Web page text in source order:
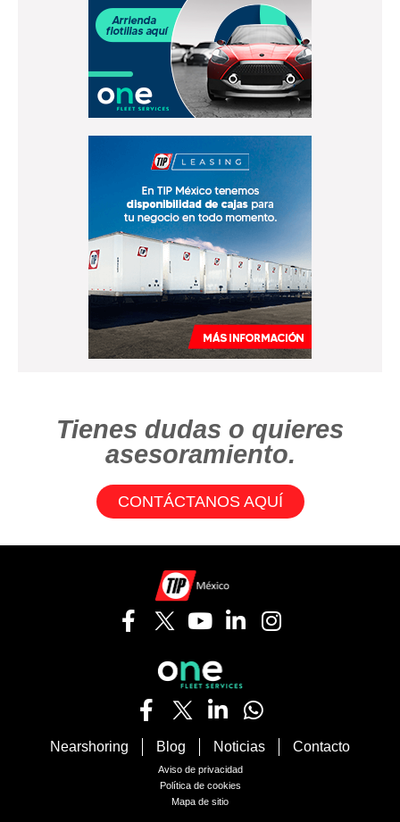
Tienes dudas o quieres
asesoramiento.
CONTÁCTANOS AQUÍ
Nearshoring Blog Noticias Contacto
Aviso de privacidad
Política de cookies
Mapa de sitio